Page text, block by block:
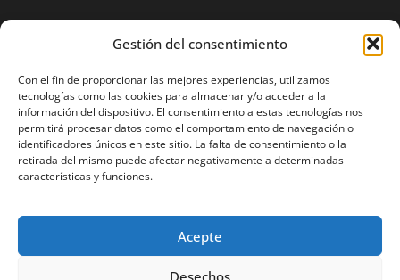
Gestión del consentimiento
Con el fin de proporcionar las mejores experiencias, utilizamos
tecnologías como las cookies para almacenar y/o acceder a la
información del dispositivo. El consentimiento a estas tecnologías nos
permitirá procesar datos como el comportamiento de navegación o
identificadores únicos en este sitio. La falta de consentimiento o la
retirada del mismo puede afectar negativamente a determinadas
características y funciones.
Acepte
Desechos
MANTÉNGASE INFORMADO
Reciba nuestros consejos y noticias directamente en su
buzón.
Aceptola política de privacidad